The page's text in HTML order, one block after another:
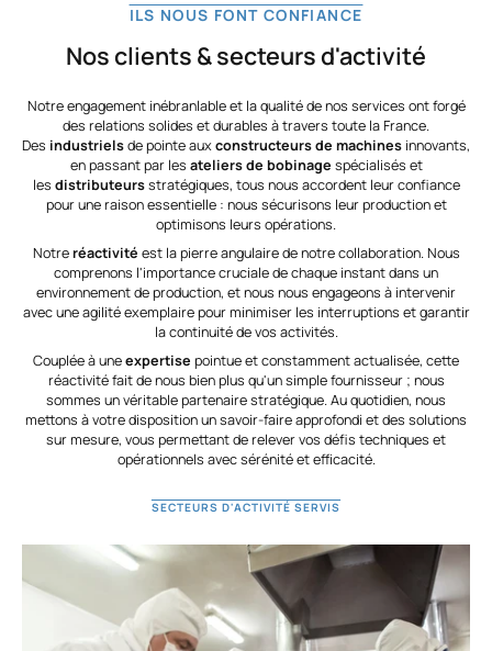
ILS NOUS FONT CONFIANCE
Nos clients & secteurs d'activité
Notre engagement inébranlable et la qualité de nos services ont forgé
des relations solides et durables à travers toute la France.
Des industrielsde pointe auxconstructeurs de machines innovants,
en passant par les ateliers de bobinage spécialisés et
les distributeursstratégiques, tous nous accordent leur confiance
pour une raison essentielle : nous sécurisons leur production et
optimisons leurs opérations.
Notreréactivité est la pierre angulaire de notre collaboration. Nous
comprenons l'importance cruciale de chaque instant dans un
environnement de production, et nous nous engageons à intervenir
avec une agilité exemplaire pour minimiser les interruptions et garantir
la continuité de vos activités.
Couplée à uneexpertise pointue et constamment actualisée, cette
réactivité fait de nous bien plus qu'un simple fournisseur ; nous
sommes un véritable partenaire stratégique. Au quotidien, nous
mettons à votre disposition un savoir-faire approfondi et des solutions
sur mesure, vous permettant de relever vos défis techniques et
opérationnels avec sérénité et efficacité.
SECTEURS D'ACTIVITÉ SERVIS